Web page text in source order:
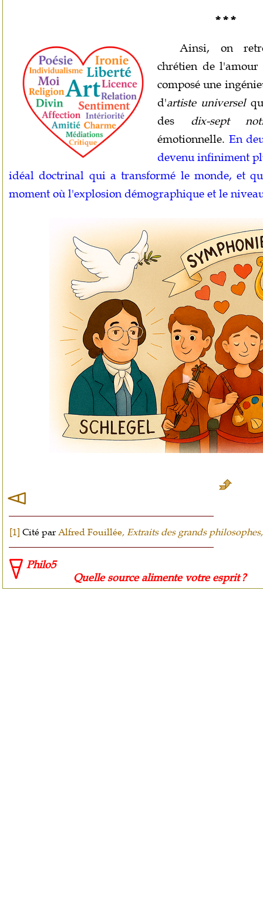
* * *
Ainsi, on
chrétien de
composé une
d'artiste universel
des dix-sept
émotionnelle. En
devenu infiniment
idéal doctrinal qui a transformé le monde, et
moment où l'explosion démographique et le
[1] Cité par Alfred Fouillée, Extraits des grands philosophes
Philo5
Quelle source alimente votre esprit ?